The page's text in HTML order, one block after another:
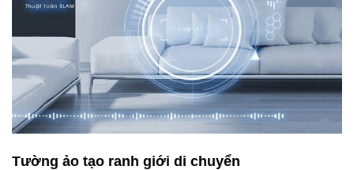
Tường ảo tạo ranh giới di chuyển